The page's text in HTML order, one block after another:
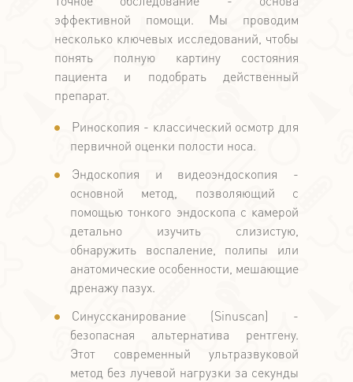
эффективной помощи. Мы проводим
несколько ключевых исследований, чтобы
понять полную картину состояния
пациента и подобрать действенный
препарат.
Риноскопия - классический осмотр для
первичной оценки полости носа.
Эндоскопия и видеоэндоскопия -
основной метод, позволяющий с
помощью тонкого эндоскопа с камерой
детально изучить слизистую,
обнаружить воспаление, полипы или
анатомические особенности, мешающие
дренажу пазух.
Синуссканирование (Sinuscan) -
безопасная альтернатива рентгену.
Этот современный ультразвуковой
метод без лучевой нагрузки за секунды